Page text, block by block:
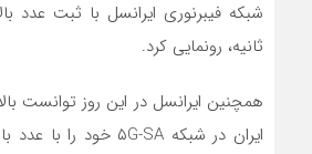
ثانیه، رونمایی کرد.
همچنین ایرانسل در این روز توانست